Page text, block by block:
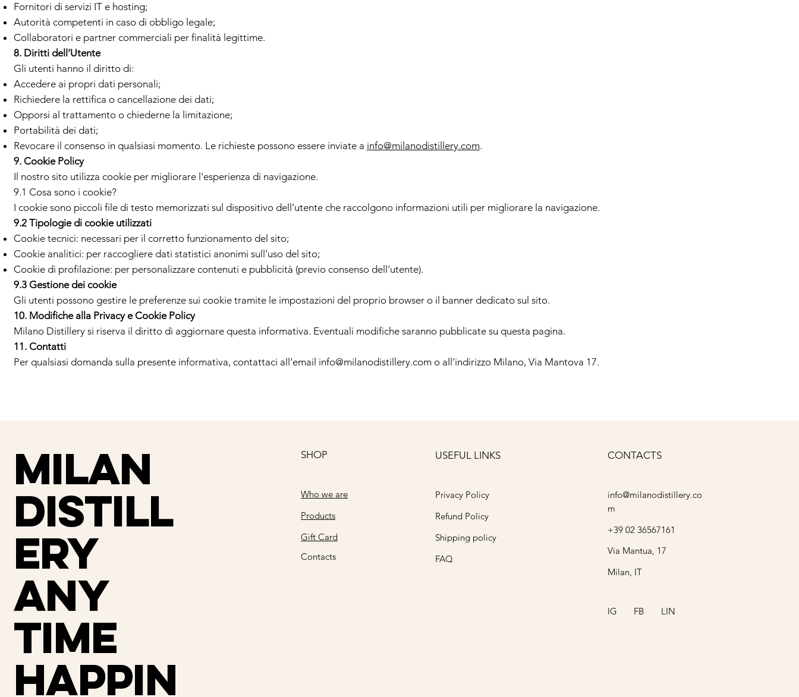
Fornitori di servizi IT e hosting;
Autorità competenti in caso di obbligo legale;
Collaboratori e partner commerciali per finalità legittime.
8. Diritti dell’Utente
Gli utenti hanno il diritto di:
Accedere ai propri dati personali;
Richiedere la rettifica o cancellazione dei dati;
Opporsi al trattamento o chiederne la limitazione;
Portabilità dei dati;
Revocare il consenso in qualsiasi momento. Le richieste possono essere inviate a info@milanodistillery.com.
9. Cookie Policy
Il nostro sito utilizza cookie per migliorare l'esperienza di navigazione.
9.1 Cosa sono i cookie?
I cookie sono piccoli file di testo memorizzati sul dispositivo dell’utente che raccolgono informazioni utili per migliorare la navigazione.
9.2 Tipologie di cookie utilizzati
Cookie tecnici: necessari per il corretto funzionamento del sito;
Cookie analitici: per raccogliere dati statistici anonimi sull’uso del sito;
Cookie di profilazione: per personalizzare contenuti e pubblicità (previo consenso dell’utente).
9.3 Gestione dei cookie
Gli utenti possono gestire le preferenze sui cookie tramite le impostazioni del proprio browser o il banner dedicato sul sito.
10. Modifiche alla Privacy e Cookie Policy
Milano Distillery si riserva il diritto di aggiornare questa informativa. Eventuali modifiche saranno pubblicate su questa pagina.
11. Contatti
Per qualsiasi domanda sulla presente informativa, contattaci all’email info@milanodistillery.com o all’indirizzo Milano, Via Mantova 17.
Milan
distill
ery
Any
time
happin
SHOP
Who we are
Products
Gift Card
Contacts
USEFUL LINKS
Privacy Policy
Refund Policy
Shipping policy
FAQ
CONTACTS
info@milanodistillery.co
m
+39 02 36567161
Via Mantua, 17
Milan, IT
IG FB LIN